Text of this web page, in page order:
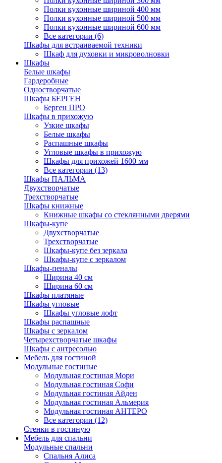
Полки кухонные шириной 400 мм
Полки кухонные шириной 500 мм
Полки кухонные шириной 600 мм
Все категории (6)
Шкафы для встраиваемой техники
Шкаф для духовки и микроволновки
Шкафы
Белые шкафы
Гардеробные
Одностворчатые
Шкафы БЕРГЕН
Берген ПРО
Шкафы в прихожую
Узкие шкафы
Белые шкафы
Распашные шкафы
Угловые шкафы в прихожую
Шкафы для прихожей 1600 мм
Все категории (13)
Шкафы ПАЛЬМА
Двухстворчатые
Трехстворчатые
Шкафы книжные
Книжные шкафы со стеклянными дверями
Шкафы-купе
Двухстворчатые
Трехстворчатые
Шкафы-купе без зеркала
Шкафы-купе с зеркалом
Шкафы-пеналы
Ширина 40 см
Ширина 60 см
Шкафы платяные
Шкафы угловые
Шкафы угловые лофт
Шкафы распашные
Шкафы с зеркалом
Четырехстворчатые шкафы
Шкафы с антресолью
Мебель для гостиной
Модульные гостиные
Модульная гостиная Мори
Модульная гостиная Софи
Модульная гостиная Айден
Модульная гостиная Альмерия
Модульная гостиная АНТЕРО
Все категории (12)
Стенки в гостиную
Мебель для спальни
Модульные спальни
Спальня Алиса